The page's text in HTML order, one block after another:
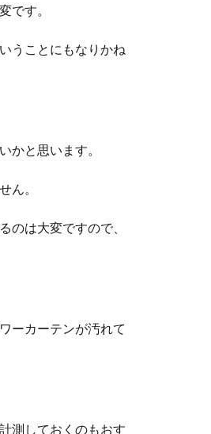
です。
うことにもなりかね
かと思います。
ん。
のは大変ですので、
ーカーテンが汚れて
測しておくのもおす